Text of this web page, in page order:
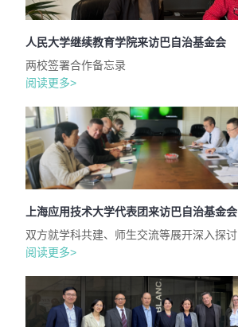
人民大学继续教育学院来访巴自治基金会
两校签署合作备忘录
阅读更多>
上海应用技术大学代表团来访巴自治基金会
双方就学科共建、师生交流等展开深入探讨
阅读更多>